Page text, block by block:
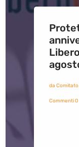
da Comitato
Commenti 0